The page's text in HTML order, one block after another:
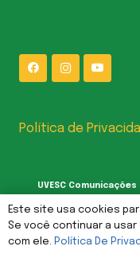
Política de
UVESC Comunicações
Este site usa cookies
Se você continuar a
com ele. Política De